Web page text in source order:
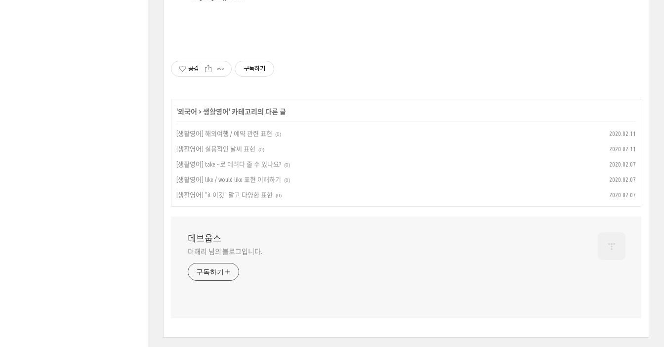
공감 구독하기
'외국어 >생활영어' 카테고리의 다른 글
[생활영어] 해외여행 / 예약 관련 표현 (0) 2020.02.11
[생활영어] 실용적인 날씨 표현 (0) 2020.02.11
[생활영어] take ~로 데려다 줄 수 있나요? (0) 2020.02.07
[생활영어] like / would like 표현 이해하기 (0) 2020.02.07
[생활영어] "it 이것" 말고 다양한 표현 (0) 2020.02.07
데브웁스
더해리 님의 블로그입니다.
구독하기